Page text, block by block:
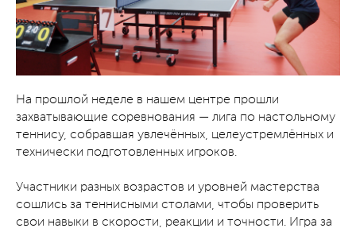
На прошлой неделе в нашем центре прошли
захватывающие соревнования — лига по настольному
теннису, собравшая увлечённых, целеустремлённых и
технически подготовленных игроков.
Участники разных возрастов и уровней мастерства
сошлись за теннисными столами, чтобы проверить
свои навыки в скорости, реакции и точности. Игра за